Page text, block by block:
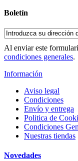
Boletín
Al enviar este
condiciones generales.
Información
Aviso legal
Condiciones
Envío y entrega
Politica de
Condiciones
Nuestras tiendas
Novedades